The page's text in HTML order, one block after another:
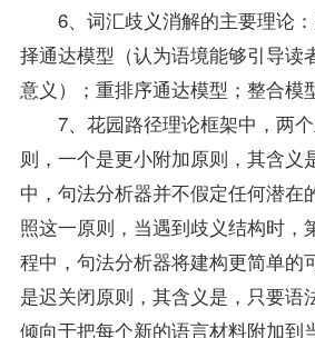
6、词汇歧义消解的主要理论：
择通达模型（认为语境能够引导读
意义）；重排序通达模型；整合模
7、花园路径理论框架中，两个
则，一个是更小附加原则，其含义
中，句法分析器并不假定任何潜在
照这一原则，当遇到歧义结构时，
程中，句法分析器将建构更简单的
是迟关闭原则，其含义是，只要语
倾向于把每个新的语言材料附加到